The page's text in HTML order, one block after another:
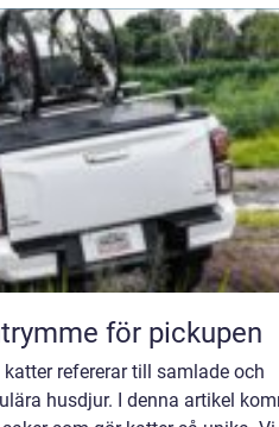
för pickupen
refererar till samlade och
husdjur. I denna artikel